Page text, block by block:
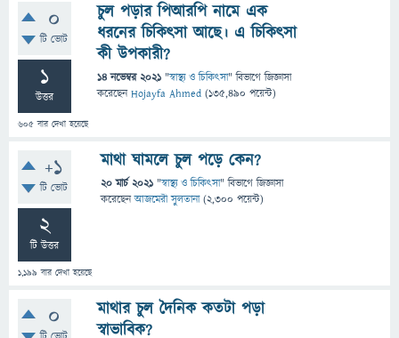
0
টি ভোট
1
উত্তর
605 বার দেখা হয়েছে
চুল পড়ার পিআরপি নামে এক
ধরনের চিকিৎসা আছে। এ চিকিৎসা
কী উপকারী?
14 নভেম্বর 2021 "স্বাস্থ্য ও চিকিৎসা" বিভাগে জিজ্ঞাসা
করেছেনHojayfa Ahmed (135,490 পয়েন্ট)
+1
টি ভোট
2
টি উত্তর
1,199 বার দেখা হয়েছে
মাথা ঘামলে চুল পড়ে কেন?
20 মার্চ 2021 "স্বাস্থ্য ও চিকিৎসা" বিভাগে জিজ্ঞাসা
করেছেনআজমেরী সুলতানা (2,300 পয়েন্ট)
0
মাথার চুল দৈনিক কতটা পড়া
স্বাভাবিক?